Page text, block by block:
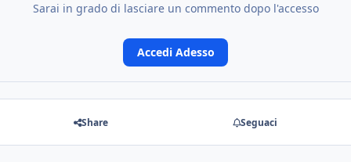
Sarai in grado di lasciare un commento dopo l'accesso
Accedi Adesso
Share Seguaci